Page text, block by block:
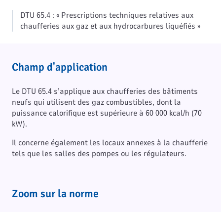
DTU 65.4 : « Prescriptions techniques relatives aux
chaufferies aux gaz et aux hydrocarbures liquéfiés »
Champ d'application
Le DTU 65.4 s’applique aux chaufferies des bâtiments
neufs qui utilisent des gaz combustibles, dont la
puissance calorifique est supérieure à 60 000 kcal/h (70
kW).
Il concerne également les locaux annexes à la chaufferie
tels que les salles des pompes ou les régulateurs.
Zoom sur la norme